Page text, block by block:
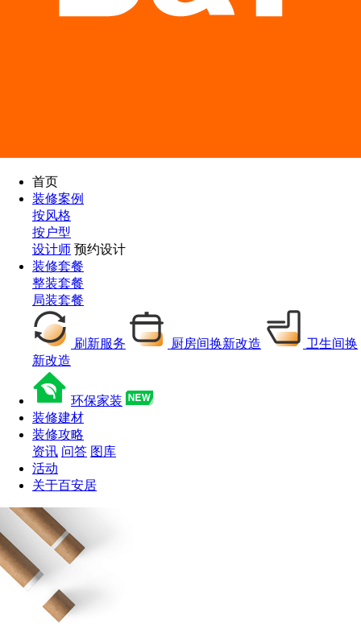
首页
装修案例
按风格
按户型
设计师 预约设计
装修套餐
整装套餐
局装套餐
刷新服务 厨房间换新改造
卫生间换
新改造
环保家装
装修建材
装修攻略
资讯 问答 图库
活动
关于百安居